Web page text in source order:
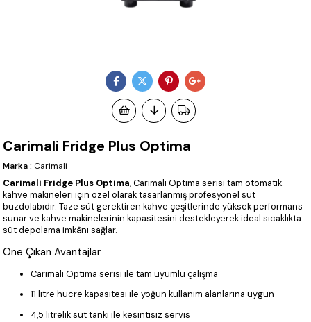
Carimali Fridge Plus Optima
Marka : Carimali
Carimali Fridge Plus Optima, Carimali Optima serisi tam otomatik
kahve makineleri için özel olarak tasarlanmış profesyonel süt
buzdolabıdır. Taze süt gerektiren kahve çeşitlerinde yüksek performans
sunar ve kahve makinelerinin kapasitesini destekleyerek ideal sıcaklıkta
süt depolama imkânı sağlar.
Öne Çıkan Avantajlar
Carimali Optima serisi ile tam uyumlu çalışma
11 litre hücre kapasitesi ile yoğun kullanım alanlarına uygun
4,5 litrelik süt tankı ile kesintisiz servis